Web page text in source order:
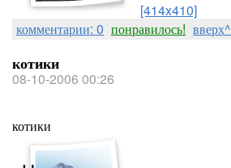
[414x410]
комментарии: 0 понравилось! вверх^
котики
08-10-2006 00:26
котики